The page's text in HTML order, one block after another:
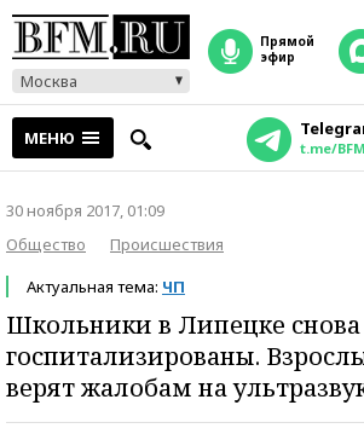
Москва
прямой
эфир
МЕНЮ t.me/
30 ноября 2017, 01:09
Общество
Происшествия
Актуальная тема: ЧП
Школьники в Липецке снова
госпитализированы.
верят жалобам на